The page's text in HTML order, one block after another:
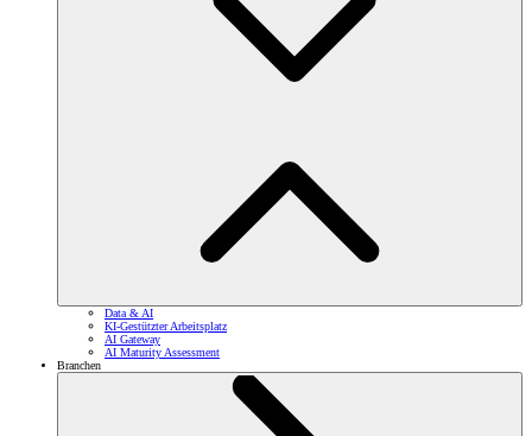
Data & AI
KI-Gestützter Arbeitsplatz
AI Gateway
AI Maturity Assessment
Branchen